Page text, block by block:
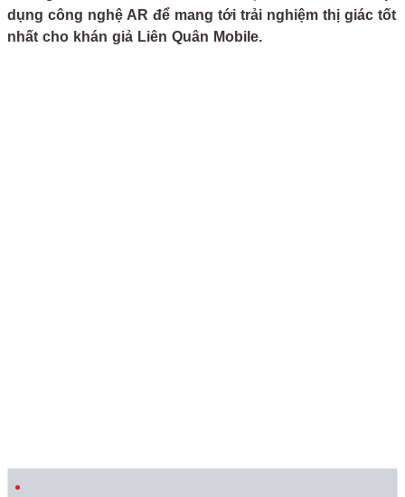
dụng công nghệ AR để mang tới trải nghiệm thị giác tốt
nhất cho khán giả Liên Quân Mobile.